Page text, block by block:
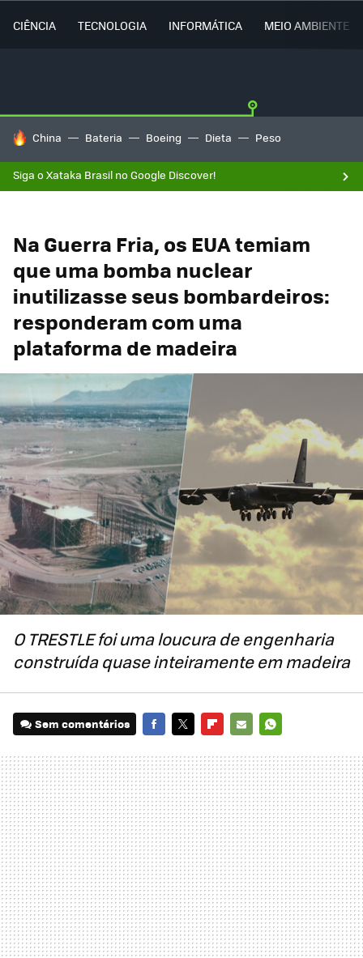
CIÊNCIA TECNOLOGIA INFORMÁTICA MEIO AMBIENTE
TENDÊNCIAS DO DIA
China Bateria Boeing Dieta Peso
Siga o Xataka Brasil no Google Discover!
Na Guerra Fria, os EUA temiam
que uma bomba nuclear
inutilizasse seus bombardeiros:
responderam com uma
plataforma de madeira
O TRESTLE foi uma loucura de engenharia
construída quase inteiramente em madeira
Sem comentários
MAIL